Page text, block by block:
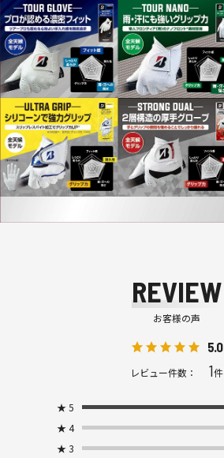
REVIEW
お客様の声
5.0
レビュー件数： 1件
★ 5
★ 4
★ 3